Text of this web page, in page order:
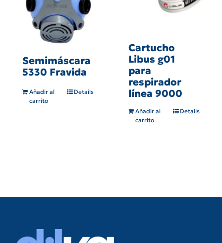
Semimáscara
5330 Fravida
Añadir al
carrito
Details
Cartucho
Libus g01
para
respirador
línea 9000
Añadir al
carrito
Details